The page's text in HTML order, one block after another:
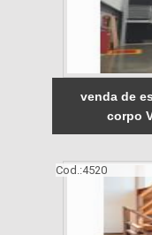
venda de
corpo
Cod.:4520